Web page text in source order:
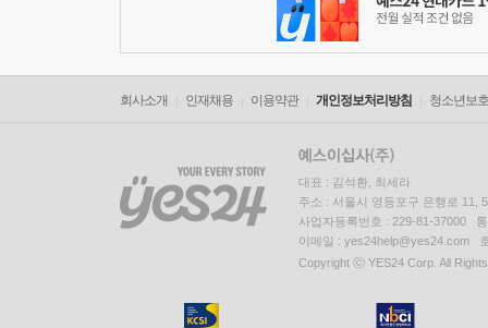
회사소개 인재채용 이용약관 개인정보처리방침 청소년보
대표 : 김석환, 최세라
주소 : 서울시 영등포구 은행로 11,
사업자등록번호 : 229-81-37000
이메일 : yes24help@yes24.com
Copyright ⓒ YES24 Corp. All